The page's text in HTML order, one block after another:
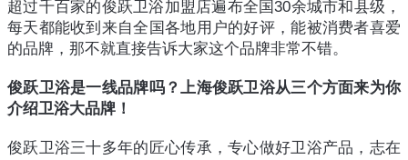
超过千百家的俊跃卫浴加盟店遍布全国30余城市和县级，
每天都能收到来自全国各地用户的好评，能被消费者喜爱
的品牌，那不就直接告诉大家这个品牌非常不错。
俊跃卫浴是一线品牌吗？上海俊跃卫浴从三个方面来为你
介绍卫浴大品牌！
俊跃卫浴三十多年的匠心传承，专心做好卫浴产品，志在